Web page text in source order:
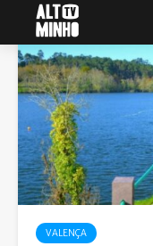
VALENÇA